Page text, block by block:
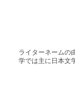
ライターネームの
学では主に日本文